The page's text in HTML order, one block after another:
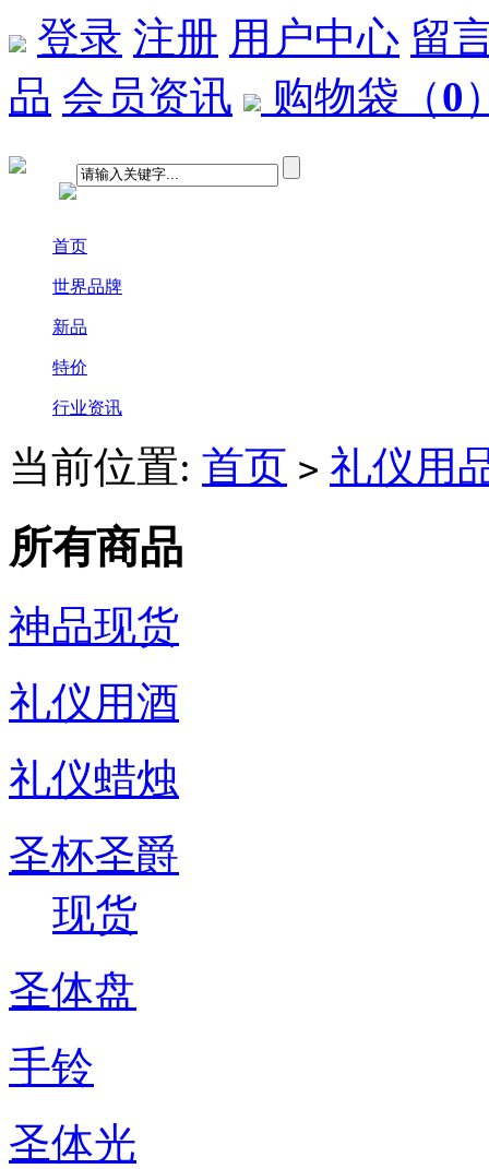
登录 注册 用户中心 留
品 会员资讯 购物袋 （0
首页
世界品牌
新品
特价
行业资讯
当前位置: 首页 > 礼仪用
所有商品
神品现货
礼仪用酒
礼仪蜡烛
圣杯圣爵
现货
圣体盘
手铃
圣体光